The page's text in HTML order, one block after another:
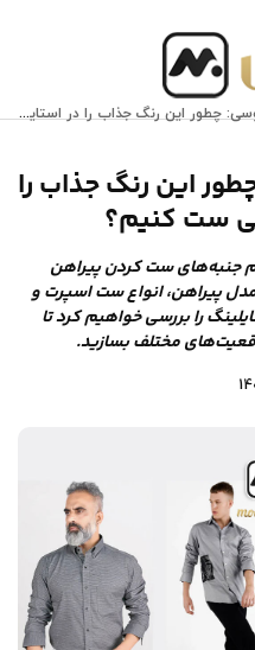
این رنگ جذاب را در استایل کژوال و رسمی ست کنیم؟
این رنگ جذاب را
ست کنیم؟
جنبه‌های ست کردن پیراهن
پیراهن، انواع ست اسپرت و
را بررسی خواهیم کرد تا
مختلف بسازید.